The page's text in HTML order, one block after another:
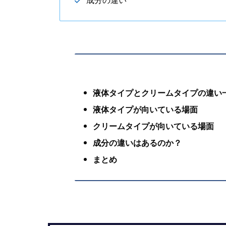
液体タイプとクリームタイプの違い
液体タイプが向いている場面
クリームタイプが向いている場面
成分の違いはあるのか？
まとめ